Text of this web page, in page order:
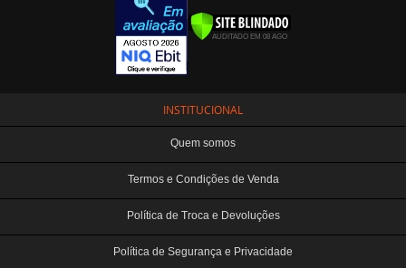
INSTITUCIONAL
Quem somos
Termos e Condições de Venda
Política de Troca e Devoluções
Política de Segurança e Privacidade